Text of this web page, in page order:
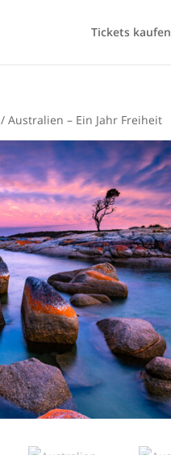
Tickets kaufen
/ Australien – Ein Jahr Freiheit